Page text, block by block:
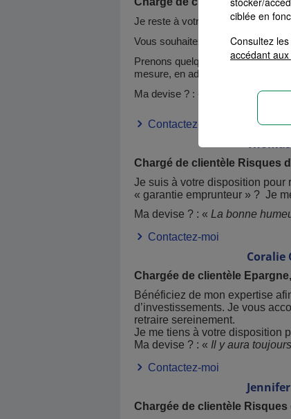
Je reste à votre entière
Vous souhaitez savoir si vos
Prenons quelques minutes pour
mesure, en adéquation avec votre
Ma devise ? : «
Chaque défi
Contactez-moi
Chargé de clientèle Risques
Je suis à votre disposition pour
« garantie emprunteur » ? Je
Ma devise ? : « La bonne
Contactez-moi
Coralie
Chargée de clientèle
Bénéficiez de mon expertise
d’investissements. Je vous
retraire sereinement.
Je me tiens à votre disposition
Ma devise ? : « Il y aura
Contactez-moi
Jennifer
Chargée de clientèle Risques
ciblée en
Consultez
accédant